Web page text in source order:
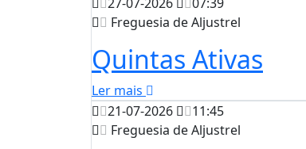
Freguesia de Aljustrel
Quintas Ativas
Ler mais
21-07-2026
11:45
Freguesia de Aljustrel